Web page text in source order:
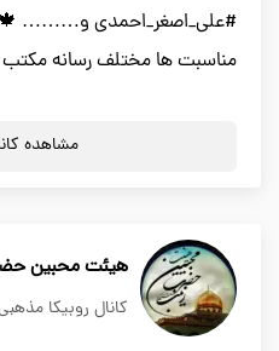
#علی_اصغر_احمدی و………
مناسبت ها مختلف رسانه مکتب
مشاهده
هیئت محبین
کانال روبیکا